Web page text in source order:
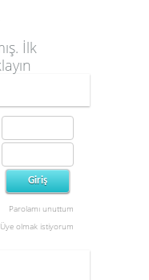
İlk
Parolamı unuttum
Üye olmak istiyorum